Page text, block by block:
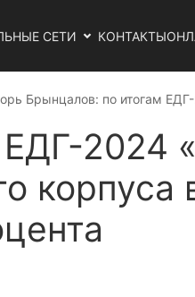
СЕТИ КОНТАКТЫ
Брынцалов: по итогам
2024